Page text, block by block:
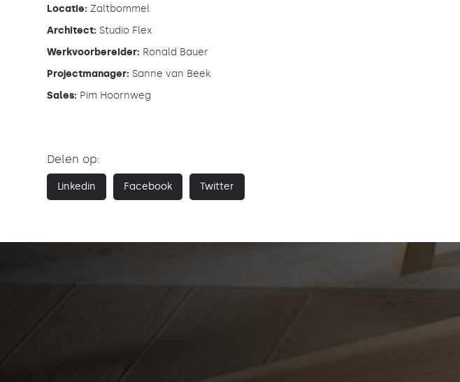
Locatie: Zaltbommel
Architect: Studio Flex
Werkvoorbereider: Ronald Bauer
Projectmanager: Sanne van Beek
Sales: Pim Hoornweg
Delen op:
Linkedin Facebook Twitter